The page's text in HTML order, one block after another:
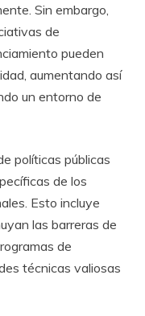
Sin embargo,
de
pueden
aumentando así
un entorno de
políticas públicas
de los
Esto incluye
las barreras de
de
técnicas valiosas